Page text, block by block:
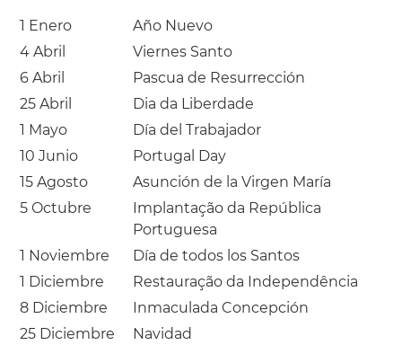
1 Enero
Año Nuevo
4 Abril
Viernes Santo
6 Abril
Pascua de Resurrección
25 Abril
Dia da Liberdade
1 Mayo
Día del Trabajador
10 Junio
Portugal Day
15 Agosto
Asunción de la Virgen María
5 Octubre
Implantação da República
Portuguesa
1 Noviembre
Día de todos los Santos
1 Diciembre
Restauração da Independência
8 Diciembre
Inmaculada Concepción
25 Diciembre
Navidad